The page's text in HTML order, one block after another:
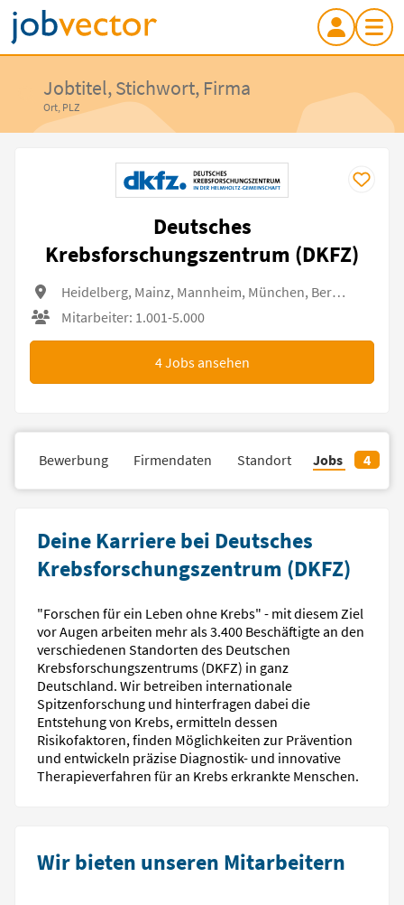
Jobtitel, Stichwort, Firma
Ort, PLZ
Deutsches
Krebsforschungszentrum (DKFZ)
Heidelberg, Mainz, Mannheim, München, Berlin, Dresden, Essen, Bonn, Würzburg
Mitarbeiter: 1.001-5.000
4Jobs ansehen
Bewerbung Firmendaten Standort Jobs 4
Deine Karriere bei Deutsches
Krebsforschungszentrum (DKFZ)
"Forschen für ein Leben ohne Krebs" - mit diesem Ziel
vor Augen arbeiten mehr als 3.400 Beschäftigte an den
verschiedenen Standorten des Deutschen
Krebsforschungszentrums (DKFZ) in ganz
Deutschland. Wir betreiben internationale
Spitzenforschung und hinterfragen dabei die
Entstehung von Krebs, ermitteln dessen
Risikofaktoren, finden Möglichkeiten zur Prävention
und entwickeln präzise Diagnostik- und innovative
Therapieverfahren für an Krebs erkrankte Menschen.
Wir bieten unseren Mitarbeitern